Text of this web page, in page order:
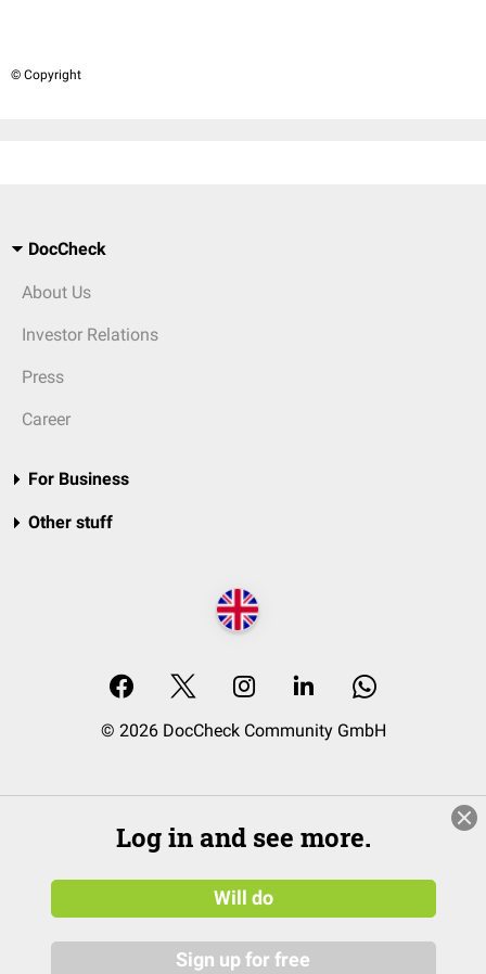
© Copyright
DocCheck
About Us
Investor Relations
Press
Career
For Business
Other stuff
© 2026 DocCheck Community GmbH
Log in and see more.
Will do
Sign up for free